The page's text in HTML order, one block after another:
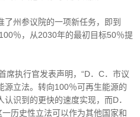
州参议院的一项新任务，即到
％，从2030年的最初目标50％提
席执行官发表声明，“D．C．市议
源立法。转向100％可再生能源的
识到的更快的速度实现，而D．
历史性立法可以作为其他国家和